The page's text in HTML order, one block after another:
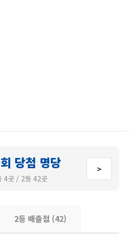
당첨 명당
4곳 / 2등 42곳
>
2등 배출점 (42)